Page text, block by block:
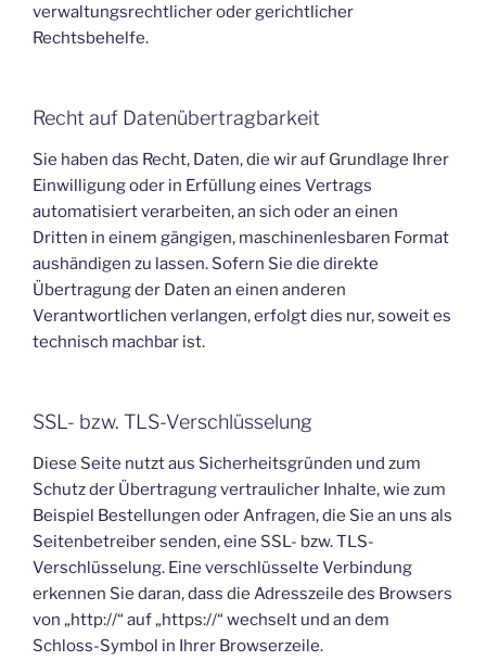
verwaltungsrechtlicher oder gerichtlicher
Rechtsbehelfe.
Recht auf Datenübertragbarkeit
Sie haben das Recht, Daten, die wir auf Grundlage Ihrer
Einwilligung oder in Erfüllung eines Vertrags
automatisiert verarbeiten, an sich oder an einen
Dritten in einem gängigen, maschinenlesbaren Format
aushändigen zu lassen. Sofern Sie die direkte
Übertragung der Daten an einen anderen
Verantwortlichen verlangen, erfolgt dies nur, soweit es
technisch machbar ist.
SSL- bzw. TLS-Verschlüsselung
Diese Seite nutzt aus Sicherheitsgründen und zum
Schutz der Übertragung vertraulicher Inhalte, wie zum
Beispiel Bestellungen oder Anfragen, die Sie an uns als
Seitenbetreiber senden, eine SSL- bzw. TLS-
Verschlüsselung. Eine verschlüsselte Verbindung
erkennen Sie daran, dass die Adresszeile des Browsers
von „http://“ auf „https://“ wechselt und an dem
Schloss-Symbol in Ihrer Browserzeile.